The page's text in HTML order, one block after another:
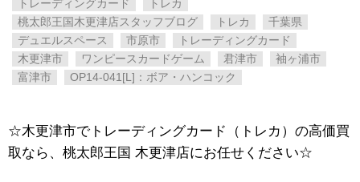
トレーディングカード
トレカ
桃太郎王国木更津店スタッフブログ
トレカ
千葉県
デュエルスペース
市原市
トレーディングカード
木更津市
ワンピースカードゲーム 君津市
袖ヶ浦市
富津市
OP14-041[L]：ボア・ハンコック
☆木更津市でトレーディングカード（トレカ）の高価買
取なら、桃太郎王国 木更津店にお任せください☆